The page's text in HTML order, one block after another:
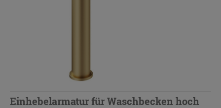
Einhebelarmatur für Waschbecken hoch